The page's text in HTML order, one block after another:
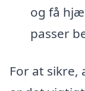
og få
passer
For at sikre,